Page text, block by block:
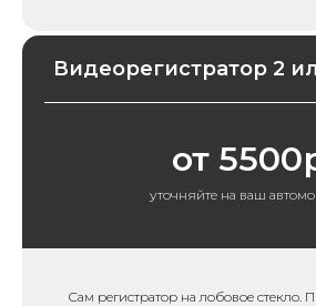
Видеорегистратор 2
от
уточняйте на ваш
Сам регистратор на лобовое стекло.